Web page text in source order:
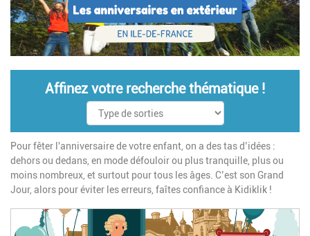
Affinez votre recherche thématique !
Pour fêter l'anniversaire de votre enfant, on a des tas d’idées :
dehors ou dedans, en mode défouloir ou plus tranquille, plus ou
moins nombreux, et surtout pour tous les âges. C’est son Grand
Jour, alors pour éviter les erreurs, faîtes confiance à Kidiklik !